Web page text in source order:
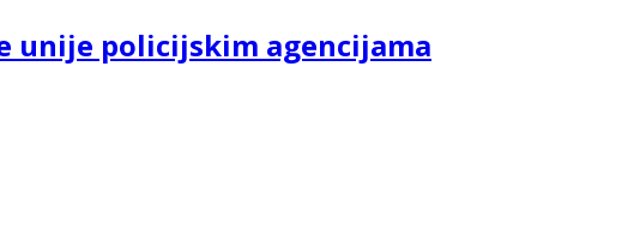
unije policijskim agencijama